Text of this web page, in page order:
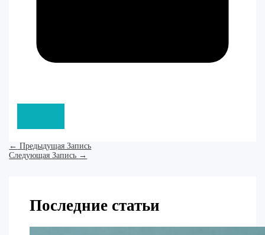
← Предыдущая Запись
Следующая Запись →
Последние статьи